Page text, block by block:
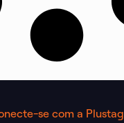
se com a Plustag